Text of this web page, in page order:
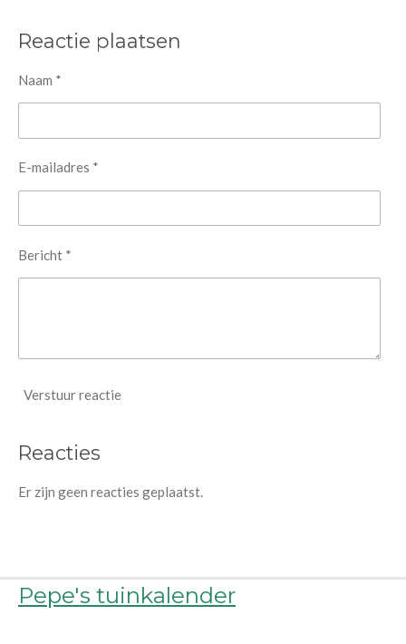
Reactie plaatsen
Naam *
E-mailadres *
Bericht *
Verstuur reactie
Reacties
Er zijn geen reacties geplaatst.
Pepe's tuinkalender